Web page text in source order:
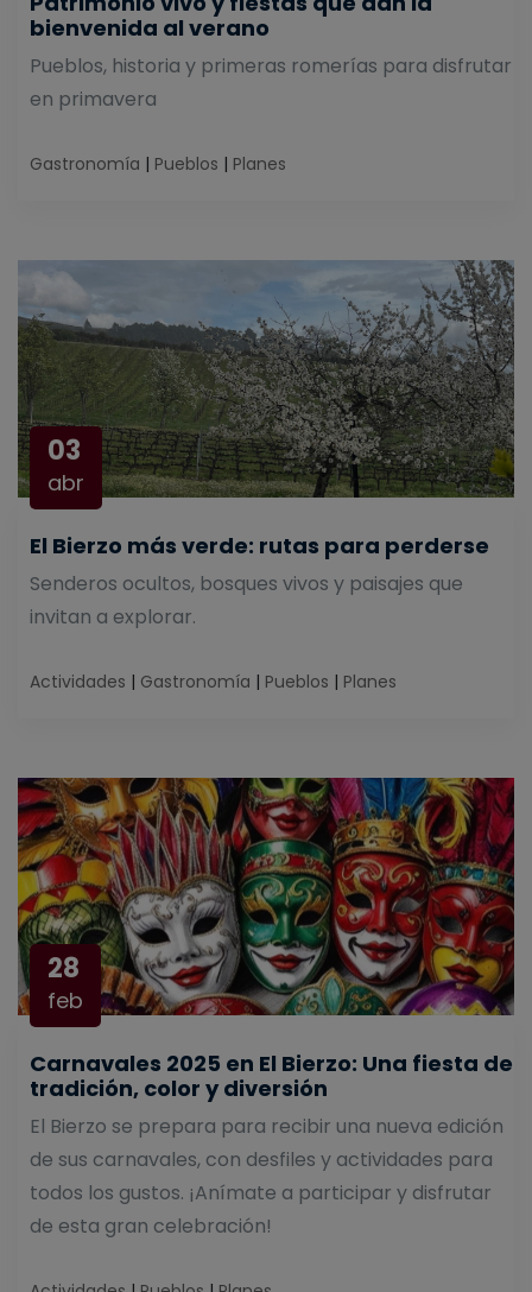
bienvenida al verano
Pueblos, historia y primeras romerías para disfrutar
en primavera
Gastronomía | Pueblos | Planes
03
abr
El Bierzo más verde: rutas para perderse
Senderos ocultos, bosques vivos y paisajes que
invitan a explorar.
Actividades | Gastronomía | Pueblos | Planes
28
feb
Carnavales 2025 en El Bierzo: Una fiesta de
tradición, color y diversión
El Bierzo se prepara para recibir una nueva edición
de sus carnavales, con desfiles y actividades para
todos los gustos. ¡Anímate a participar y disfrutar
de esta gran celebración!